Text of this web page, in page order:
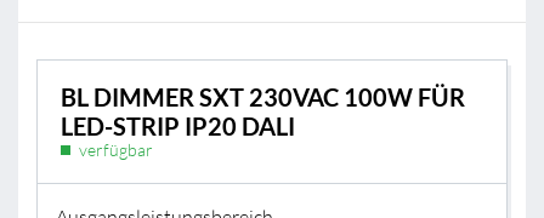
BL DIMMER SXT 230VAC 100W FÜR
LED-STRIP IP20 DALI
verfügbar